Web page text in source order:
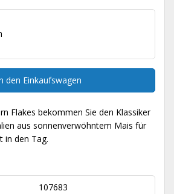
den Einkaufswagen
Flakes bekommen Sie den Klassiker
aus sonnenverwöhntem Mais für
in den Tag.
107683